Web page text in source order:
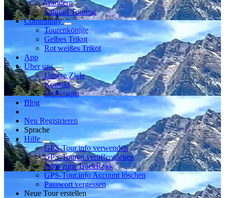
Wandern
Fahrrad Touring
Community
Tourenkönige
Gelbes Trikot
Rot weißes Trikot
App
Über uns
Unsere Ziele
Kontakt
Impressum
Blog
Neu Registrieren
Sprache
Hilfe
GPS-Tour.info verwenden
GPS-Touren veröffentlichen
Infos zum TrackRank
GPS-Tour.info Account löschen
Passwort vergessen
Neue Tour erstellen